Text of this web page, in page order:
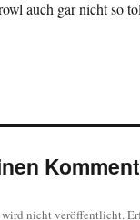
auch gar nicht so
wird nicht veröffentlicht.